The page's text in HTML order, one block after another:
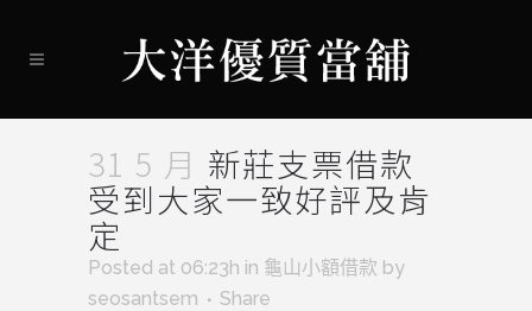
31 5 月 新莊支票借款
受到大家一致好評及肯
定
Posted at 06:23h in 龜山小額借款 by
seosantsem
Share